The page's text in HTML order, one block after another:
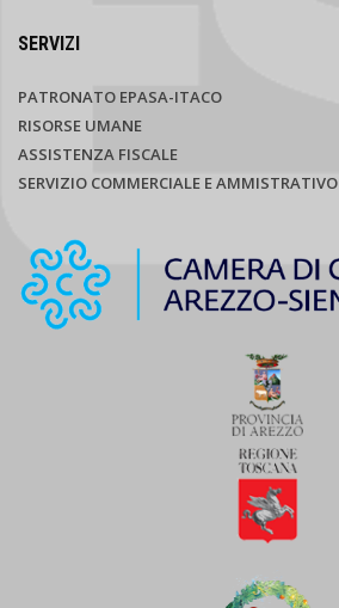
SERVIZI
PATRONATO EPASA-ITACO
RISORSE UMANE
ASSISTENZA FISCALE
SERVIZIO COMMERCIALE E AMMISTRATIVO